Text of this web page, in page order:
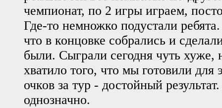
чемпионат, по 2 игры играем,
Где-то немножко подустали
что в концовке собрались и
были. Сыграли сегодня чуть хуже,
хватило того, что мы готовили для
очков за тур - достойный
однозначно.